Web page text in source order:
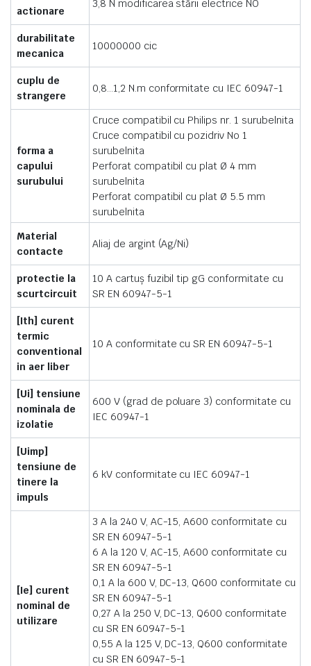
actionare
3,8 N modificarea stării electrice NO
durabilitate
mecanica
10000000 cic
cuplu de
strangere
0,8…1,2 N.m conformitate cu IEC 60947-1
forma a
capului
surubului
Cruce compatibil cu Philips nr. 1 surubelnita
Cruce compatibil cu pozidriv No 1
surubelnita
Perforat compatibil cu plat Ø 4 mm
surubelnita
Perforat compatibil cu plat Ø 5.5 mm
surubelnita
Material
contacte
Aliaj de argint (Ag/Ni)
protectie la
scurtcircuit
10 A cartuş fuzibil tip gG conformitate cu
SR EN 60947-5-1
[Ith] curent
termic
conventional
in aer liber
10 A conformitate cu SR EN 60947-5-1
[Ui] tensiune
nominala de
izolatie
600 V (grad de poluare 3) conformitate cu
IEC 60947-1
[Uimp]
tensiune de
tinere la
impuls
6 kV conformitate cu IEC 60947-1
[Ie] curent
nominal de
utilizare
3 A la 240 V, AC-15, A600 conformitate cu
SR EN 60947-5-1
6 A la 120 V, AC-15, A600 conformitate cu
SR EN 60947-5-1
0,1 A la 600 V, DC-13, Q600 conformitate cu
SR EN 60947-5-1
0,27 A la 250 V, DC-13, Q600 conformitate
cu SR EN 60947-5-1
0,55 A la 125 V, DC-13, Q600 conformitate
cu SR EN 60947-5-1